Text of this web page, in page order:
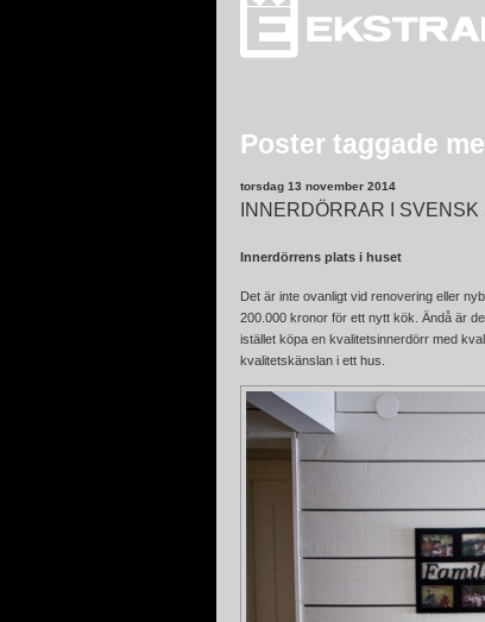
Poster taggade
torsdag 13 november 2014
INNERDÖRRAR I
Innerdörrens plats i huset
Det är inte ovanligt vid renovering eller
200.000 kronor för ett nytt kök. Ändå är
istället köpa en kvalitetsinnerdörr med
kvalitetskänslan i ett hus.